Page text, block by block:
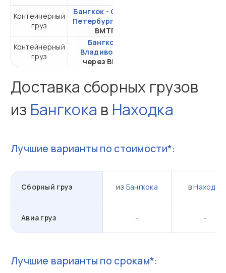
Контейнерный
груз
Бангкок - Санкт-
Петербург
ВМТП
Контейнерный
груз
Бангкок -
Владивосток
через ВМТП
Доставка сборных грузов
из Бангкока в Находка
Лучшие варианты по стоимости*:
Сборный груз из Бангкока вНаходка
Авиа груз - -
Лучшие варианты по срокам*: